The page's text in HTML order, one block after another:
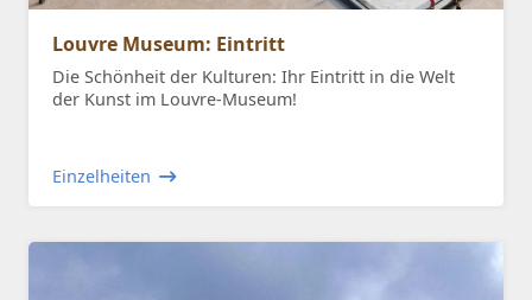
Louvre Museum: Eintritt
Die Schönheit der Kulturen: Ihr Eintritt in die Welt
der Kunst im Louvre-Museum!
Einzelheiten